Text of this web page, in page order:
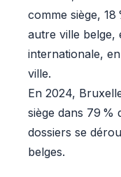
comme siège,
autre ville belge,
internationale,
ville.
En 2024,
siège dans 79 %
dossiers se
belges.